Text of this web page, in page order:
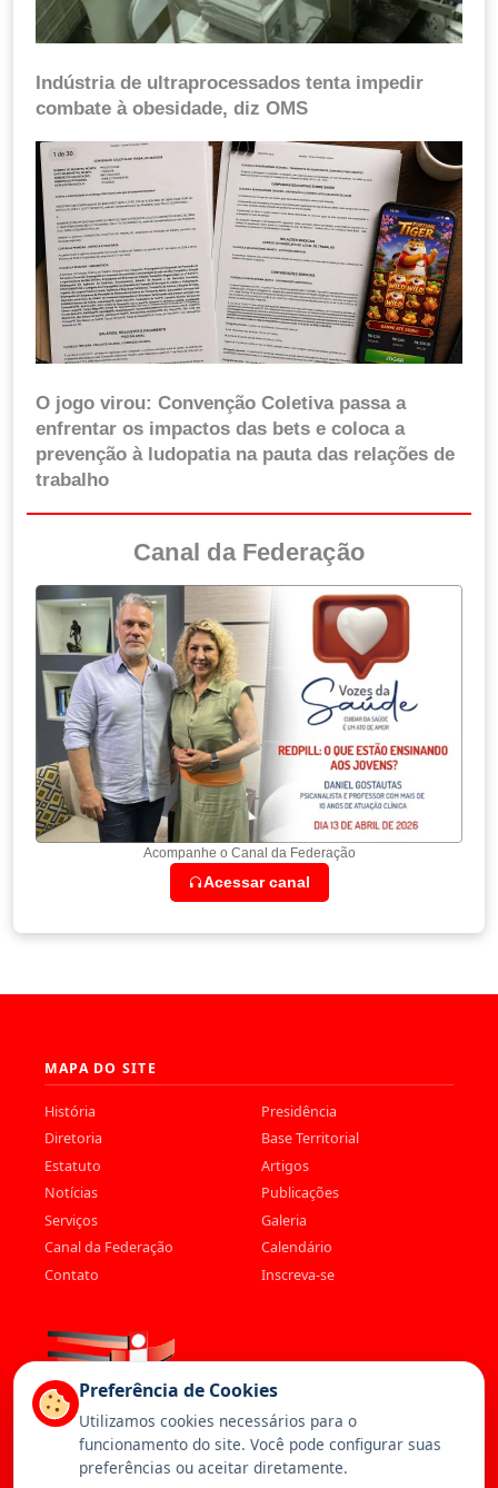
Indústria de ultraprocessados tenta impedir
combate à obesidade, diz OMS
O jogo virou: Convenção Coletiva passa a
enfrentar os impactos das bets e coloca a
prevenção à ludopatia na pauta das relações de
trabalho
Canal da Federação
Acompanhe o Canal da Federação
Acessar canal
MAPA DO SITE
História
Presidência
Diretoria
Base Territorial
Estatuto
Artigos
Notícias
Publicações
Serviços
Galeria
Canal da Federação
Calendário
Contato
Inscreva-se
Preferência de Cookies
Utilizamos cookies necessários para o
funcionamento do site. Você pode configurar suas
preferências ou aceitar diretamente.